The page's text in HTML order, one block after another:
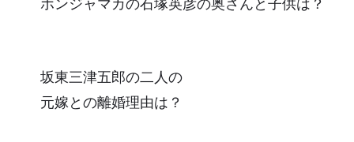
ホンジャマカの石塚英彦の奥さんと子供は？
坂東三津五郎の二人の
元嫁との離婚理由は？